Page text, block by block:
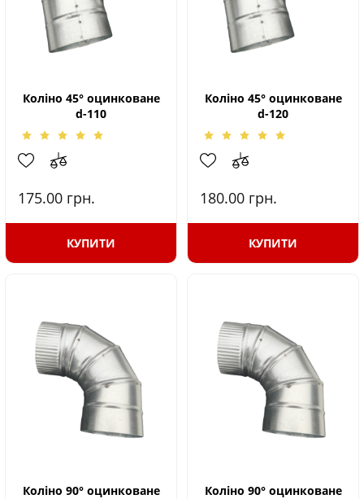
Коліно 45° оцинковане
d-110
175.00 грн.
КУПИТИ
Коліно 45° оцинковане
d-120
180.00 грн.
КУПИТИ
Коліно 90° оцинковане
Коліно 90° оцинковане